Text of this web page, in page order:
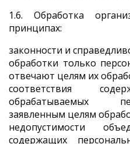
1.6. Обработка
принципах:
законности и
обработки только
отвечают целям их
соответствия
обрабатываемых
заявленным целям
недопустимости
содержащих